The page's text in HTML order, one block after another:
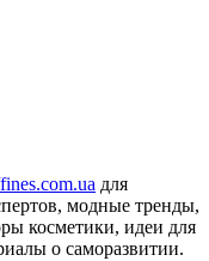
для
модные тренды,
косметики, идеи для
о саморазвитии.